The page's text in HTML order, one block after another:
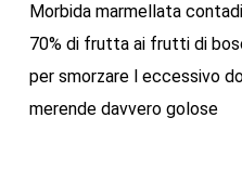
Morbida marmellata
70% di frutta ai frutti di
per smorzare l eccessivo
merende davvero golose